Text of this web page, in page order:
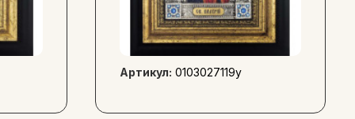
Артикул: 0103027119y